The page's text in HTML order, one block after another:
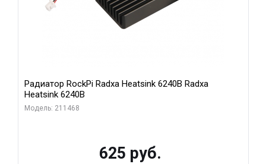
Радиатор RockPi Radxa Heatsink 6240B Radxa
Heatsink 6240B
Модель: 211468
625 руб.